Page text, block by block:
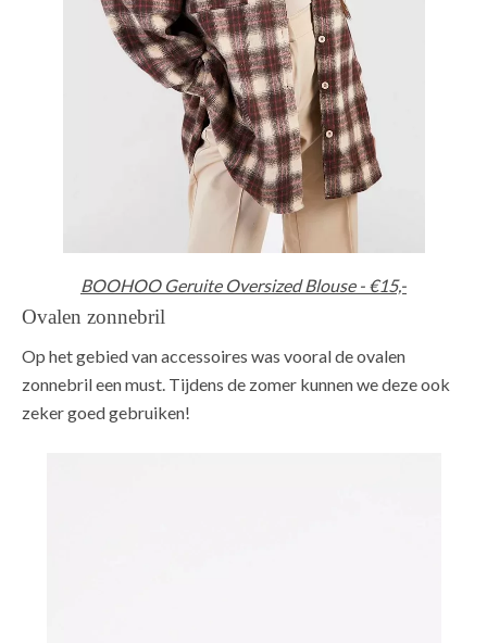
BOOHOO Geruite Oversized Blouse - €15,-
Ovalen zonnebril
Op het gebied van accessoires was vooral de ovalen
zonnebril een must. Tijdens de zomer kunnen we deze ook
zeker goed gebruiken!